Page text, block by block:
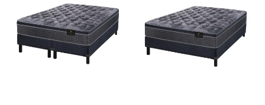
Europillow cubierto por
tejido de punto matelaseado.
Resortes LFK combinados
con espuma viscoelástica.
Altura de colchón 29 cm y 66
cm la suma del colchón y el
sommier.
Europillow cubierto por
tejido de punto matelaseado.
Resortes LFK combinados
con espuma viscoelástica.
Altura de colchón 29 cm y 66
cm la suma del colchón y el
sommier.